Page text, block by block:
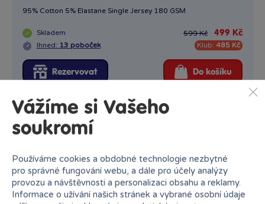
95% Cotton 5% Elastane Single Jersey 180 GSM
Skladem
Ihned: 13 poboček
599 Kč 499 Kč
Klub: 485 Kč
Rezervovat Do košíku
−17 %
Vážíme si Vašeho
soukromí
Používáme cookies a obdobné technologie nezbytné
pro správné fungování webu, a dále pro účely analýzy
provozu a návštěvnosti a personalizaci obsahu a reklamy.
Informace o užívání našich stránek a vybrané osobní údaje